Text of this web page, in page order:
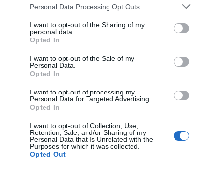
Please note that this website/app uses one or more Google
not limited to your visit or usage behaviour. You may click to
grant or deny consent to Google and its third-party tags to
use your data for below specified purposes in below Google
consent section.
Personal Data Processing Opt Outs
I want to opt-out of the Sharing of my
personal data.
Opted In
I want to opt-out of the Sale of my
Personal Data.
Opted In
I want to opt-out of processing my
Personal Data for Targeted Advertising.
Opted In
I want to opt-out of Collection, Use,
Retention, Sale, and/or Sharing of my
Personal Data that Is Unrelated with the
Purposes for which it was collected.
Opted Out
glamour
Cristian Castiglioni · 7 Ago 2026
BELLEZZA